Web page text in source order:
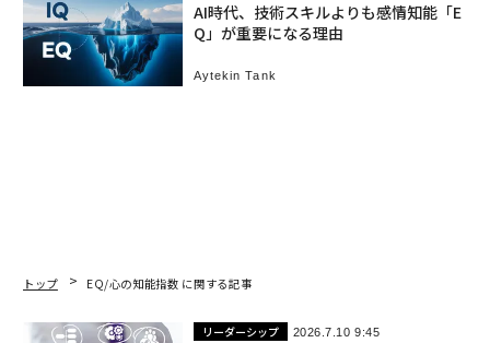
AI時代、技術スキルよりも感情知能「E
Q」が重要になる理由
Aytekin Tank
トップ EQ/心の知能指数 に関する記事
リーダーシップ 2026.7.10 9:45